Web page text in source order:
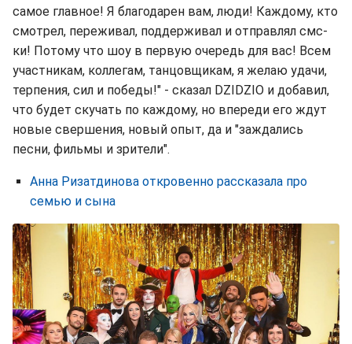
самое главное! Я благодарен вам, люди! Каждому, кто
смотрел, переживал, поддерживал и отправлял смс-
ки! Потому что шоу в первую очередь для вас! Всем
участникам, коллегам, танцовщикам, я желаю удачи,
терпения, сил и победы!" - сказал DZIDZIO и добавил,
что будет скучать по каждому, но впереди его ждут
новые свершения, новый опыт, да и "заждались
песни, фильмы и зрители".
Анна Ризатдинова откровенно рассказала про
семью и сына